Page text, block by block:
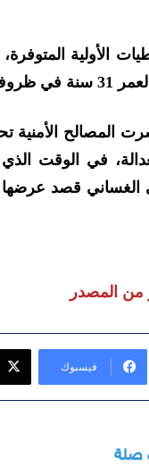
غامضة.
المصالح الأمنية
في الوقت
الغساني قصد عرضها
من المصدر
فيسبوك
صلة